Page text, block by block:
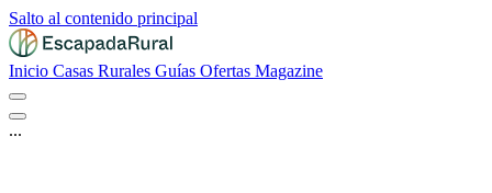
Salto al contenido principal
Inicio Casas Rurales Guías Ofertas Magazine
...